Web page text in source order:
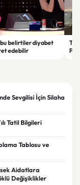
belirtiler diyabet
edebilir
Sevgilisi İçin Silaha
Tatil Bilgileri
Tablosu ve
Aidatlara
Değişiklikler